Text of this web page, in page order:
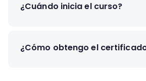
¿Cuándo inicia el curso?
¿Cómo obtengo el